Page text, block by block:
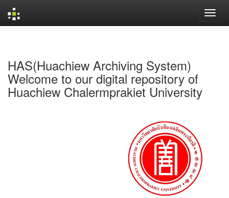
HAS(Huachiew Archiving System)
Welcome to our digital repository of
Huachiew Chalermprakiet University